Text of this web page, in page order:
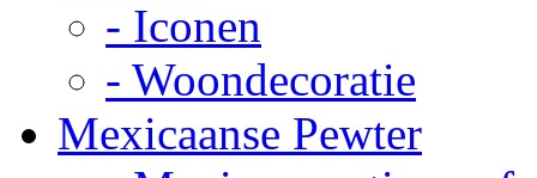
- Iconen
- Woondecoratie
Mexicaanse Pewter